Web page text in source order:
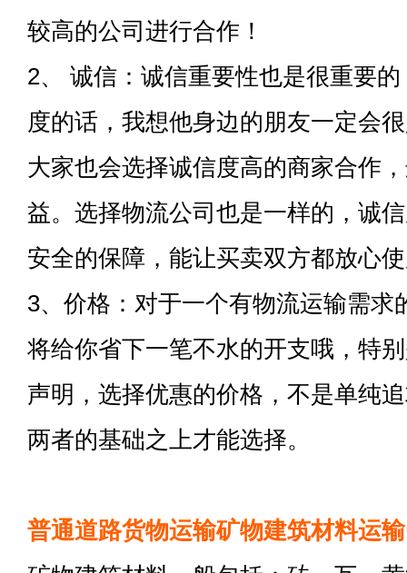
较高的公司进行合作！
2、 诚信：诚信重要性也是很重要
度的话，我想他身边的朋友一定会
大家也会选择诚信度高的商家合作
益。选择物流公司也是一样的，诚
安全的保障，能让买卖双方都放心
3、价格：对于一个有物流运输需求
将给你省下一笔不水的开支哦，特
声明，选择优惠的价格，不是单纯
两者的基础之上才能选择。
普通道路货物运输矿物建筑材料运